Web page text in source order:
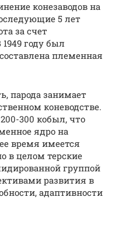
конезаводов на
5 лет
за счет
году был
племенная
парода занимает
коневодстве.
300 кобыл, что
ядро на
время имеется
в целом терские
группой
развития в
адаптивности